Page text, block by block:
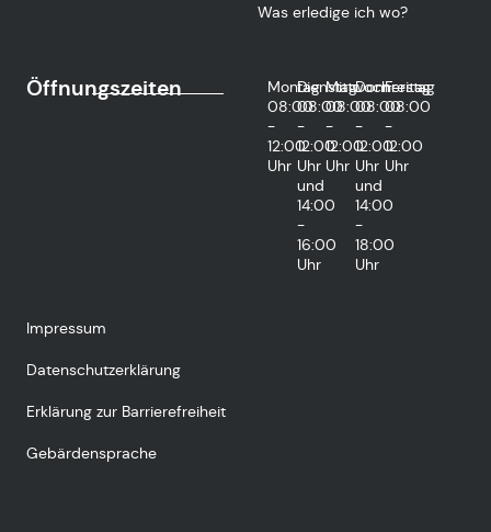
Was erledige ich wo?
Öffnungszeiten
Montag
08:00
-
12:00
Uhr
Dienstag
08:00
-
12:00
Uhr
und
14:00
-
16:00
Uhr
Mittwoch
08:00
-
12:00
Uhr
Donnerstag
08:00
-
12:00
Uhr
und
14:00
-
18:00
Uhr
Freitag
08:00
-
12:00
Uhr
Impressum
Datenschutzerklärung
Erklärung zur Barrierefreiheit
Gebärdensprache